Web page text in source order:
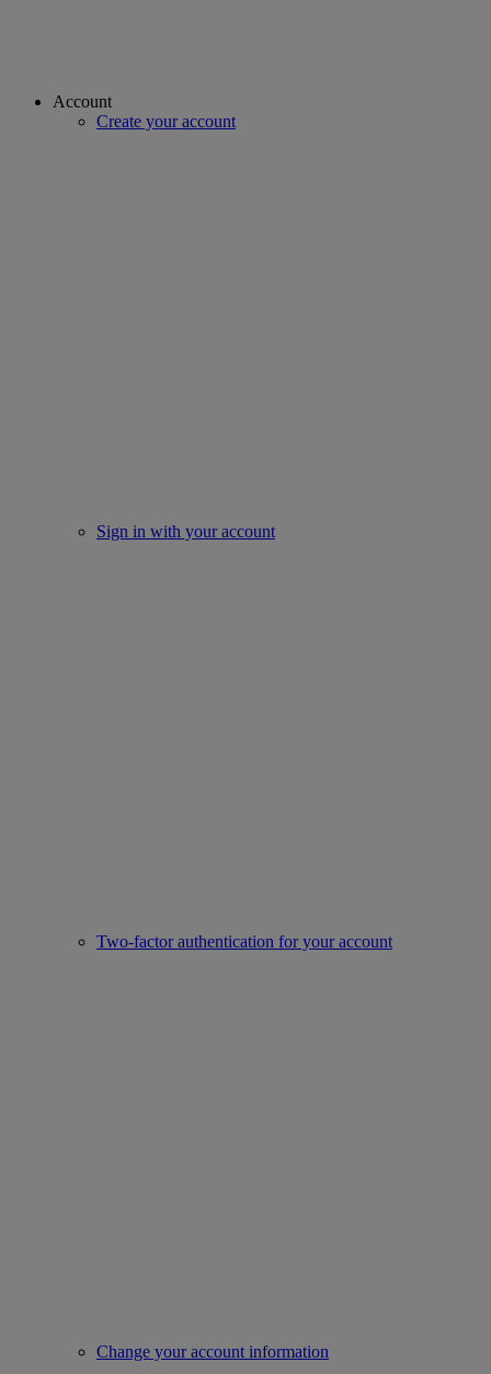
Account
Create your account
Sign in with your account
Two-factor authentication for your account
Change your account information